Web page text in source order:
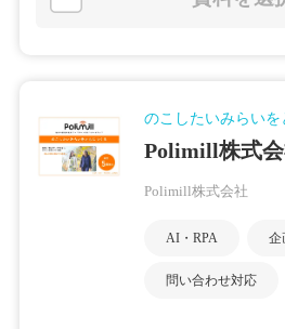
のこしたいみらいを
Polimill株式
Polimill株式会社
AI・RPA 企
問い合わせ対応